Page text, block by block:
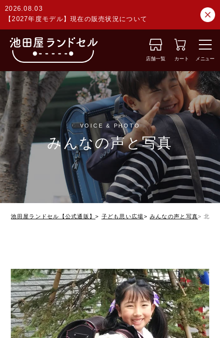
2026.08.03
【2027年度モデル】現在の販売状況について
店舗一覧 カート メニュー
VOICE & PHOTO
みんなの声と写真
池田屋ランドセル【公式通販】 子ども思い広場 みんなの声と写真 北海